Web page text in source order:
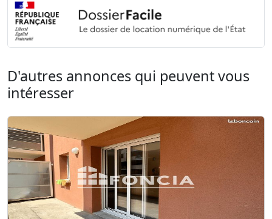
D'autres annonces qui peuvent vous
intéresser